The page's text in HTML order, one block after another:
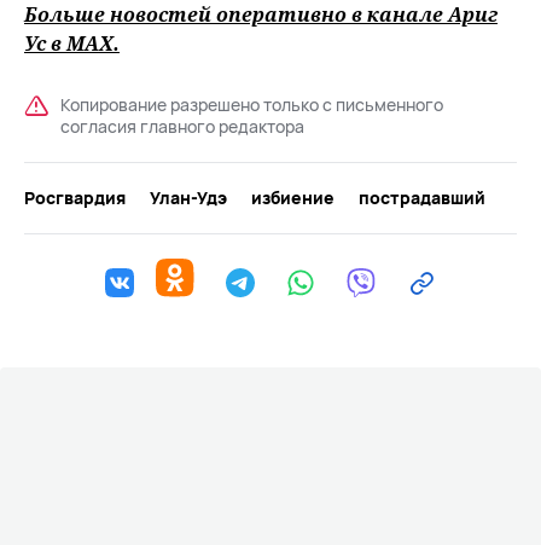
Больше новостей оперативно в канале Ариг
Ус вMAХ.
Копирование разрешено только с письменного
согласия главного редактора
Росгвардия Улан-Удэ избиение пострадавший